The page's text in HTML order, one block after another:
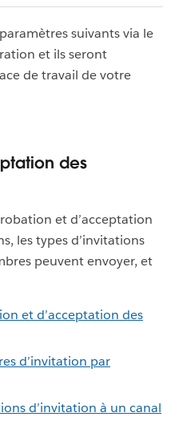
suivants via le
et ils seront
de travail de votre
des
et d’acceptation
les types d’invitations
peuvent envoyer, et
et d’acceptation des
d’invitation par
d’invitation à un canal